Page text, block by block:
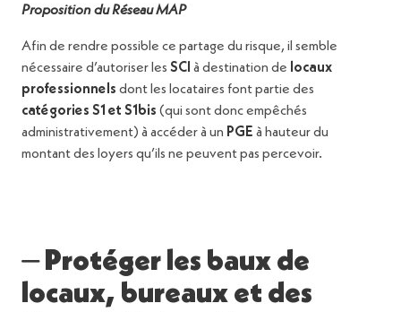
Proposition du Réseau MAP
Afin de rendre possible ce partage du risque, il semble
nécessaire d’autoriser les SCI à destination de locaux
professionnels dont les locataires font partie des
catégories S1 et S1bis (qui sont donc empêchés
administrativement) à accéder à un PGE à hauteur du
montant des loyers qu’ils ne peuvent pas percevoir.
⏤ Protéger les baux de
locaux, bureaux et des